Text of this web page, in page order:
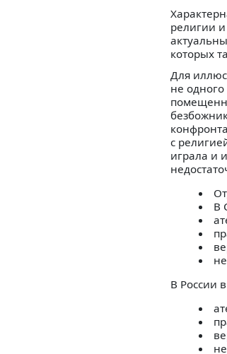
религии
которых
Для
не
с
играла и
В
В России